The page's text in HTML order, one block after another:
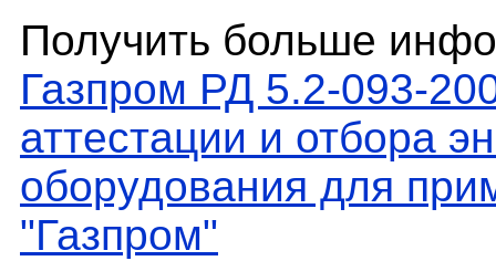
Получить больше
Газпром РД 5.2-093-
аттестации и отбора
оборудования для
"Газпром"